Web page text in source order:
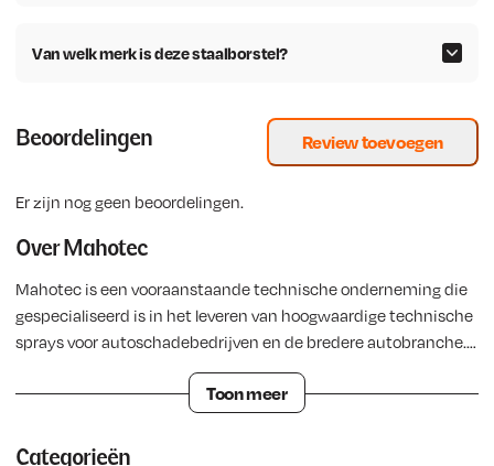
r
i
s
8
Van welk merk is deze staalborstel?
Beoordelingen Review toevoegen
Er zijn nog geen beoordelingen.
Over Mahotec
Mahotec is een vooraanstaande technische onderneming die
gespecialiseerd is in het leveren van hoogwaardige technische
sprays voor autoschadebedrijven en de bredere autobranche.
verbruiksmaterialen voor de lastechniek. Met een sterke focus
als een betrouwbare partner voor bedrijven in de automotive
Toon meer
Categorieën